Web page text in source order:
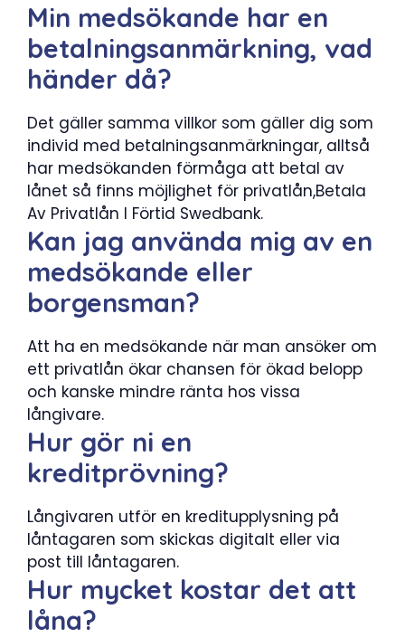
Min medsökande har en
betalningsanmärkning, vad
händer då?
Det gäller samma villkor som gäller dig som
individ med betalningsanmärkningar, alltså
har medsökanden förmåga att betal av
lånet så finns möjlighet för privatlån,Betala
Av Privatlån I Förtid Swedbank.
Kan jag använda mig av en
medsökande eller
borgensman?
Att ha en medsökande när man ansöker om
ett privatlån ökar chansen för ökad belopp
och kanske mindre ränta hos vissa
långivare.
Hur gör ni en
kreditprövning?
Långivaren utför en kreditupplysning på
låntagaren som skickas digitalt eller via
post till låntagaren.
Hur mycket kostar det att
låna?